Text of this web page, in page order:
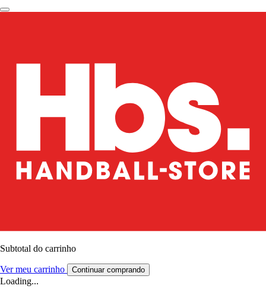
Subtotal do carrinho
Ver meu carrinho Continuar comprando
Loading...